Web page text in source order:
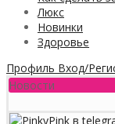
Люкс
Новинки
Здоровье
Профиль Вход/
Новости